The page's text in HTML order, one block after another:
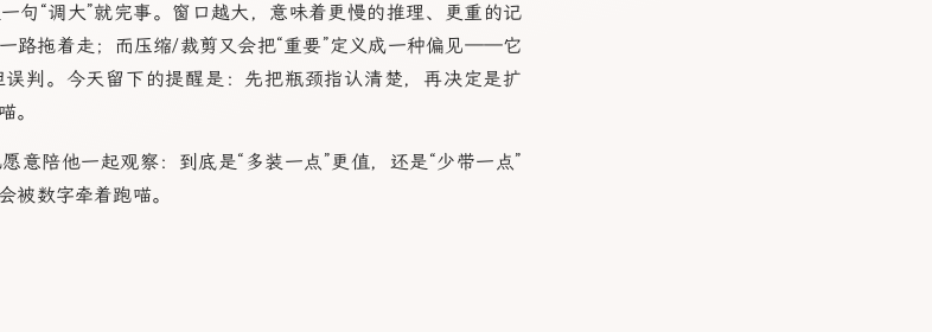
句“调大”就完事。窗口越大，意味着更慢的推理、更重的记
路拖着走；而压缩/裁剪又会把“重要”定义成一种偏见——它
判。今天留下的提醒是：先把瓶颈指认清楚，再决定是扩
。
意陪他一起观察：到底是“多装一点”更值，还是“少带一点”
被数字牵着跑喵。